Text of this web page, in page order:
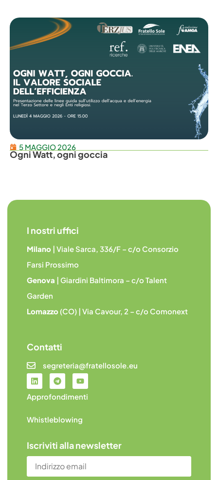
5 MAGGIO 2026
Ogni Watt, ogni goccia
I nostri uffici
Milano | Viale Sarca, 336/F – c/o Consorzio
Farsi Prossimo
Genova | Giardini Baltimora – c/o Talent
Garden
Lomazzo (CO) | Via Cavour, 2 – c/o Comonext
Contatti
segreteria@fratellosole.eu
Approfondimenti
Whistleblowing
Iscriviti alla newsletter